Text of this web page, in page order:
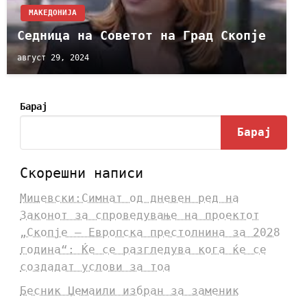
МАКЕДОНИЈА
Седница на Советот на Град Скопје
август 29, 2024
Барај
Барај
Скорешни написи
Мицевски:Симнат од дневен ред на
Законот за спроведување на проектот
„Скопје – Европска престолнина за 2028
година“: Ќе се разгледува кога ќе се
создадат услови за тоа
Бесник Џемаили избран за заменик